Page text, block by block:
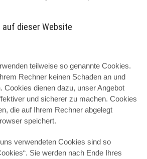
dieser Website
teilweise so genannte Cookies.
Rechner keinen Schaden an und
Cookies dienen dazu, unser Angebot
und sicherer zu machen. Cookies
die auf Ihrem Rechner abgelegt
speichert.
verwendeten Cookies sind so
Sie werden nach Ende Ihres